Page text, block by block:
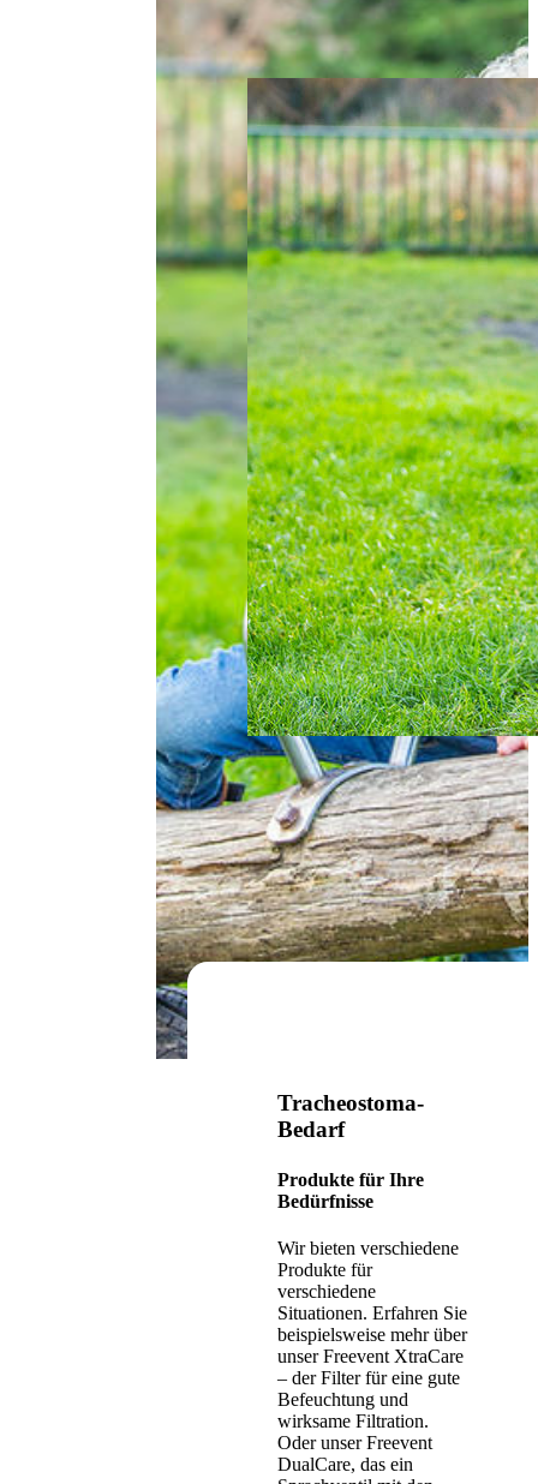
Tracheostoma-
Bedarf
Produkte für Ihre
Bedürfnisse
Wir bieten verschiedene
Produkte für
verschiedene
Situationen. Erfahren Sie
beispielsweise mehr über
unser Freevent XtraCare
– der Filter für eine gute
Befeuchtung und
wirksame Filtration.
Oder unser Freevent
DualCare, das ein